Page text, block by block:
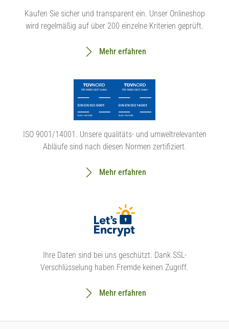
Kaufen Sie sicher und transparent ein. Unser Onlineshop
wird regelmäßig auf über 200 einzelne Kriterien geprüft.
Mehr erfahren
ISO 9001/14001. Unsere qualitäts- und umweltrelevanten
Abläufe sind nach diesen Normen zertifiziert.
Mehr erfahren
Ihre Daten sind bei uns geschützt. Dank SSL-
Verschlüsselung haben Fremde keinen Zugriff.
Mehr erfahren